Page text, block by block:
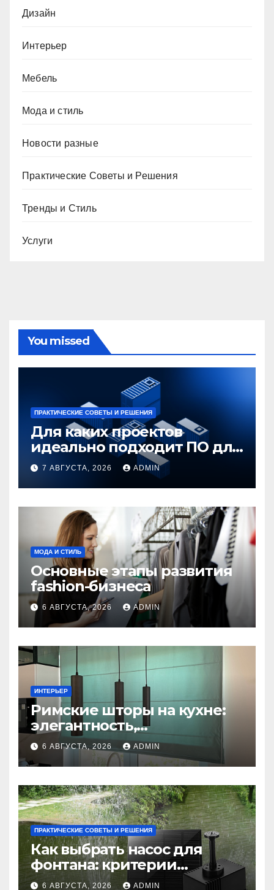
Дизайн
Интерьер
Мебель
Мода и стиль
Новости разные
Практические Советы и Решения
Тренды и Стиль
Услуги
You missed
ПРАКТИЧЕСКИЕ СОВЕТЫ И РЕШЕНИЯ
Для каких проектов
идеально подходит ПО для
контейнеризации
приложений
7 АВГУСТА, 2026 ADMIN
МОДА И СТИЛЬ
Основные этапы развития
fashion-бизнеса
6 АВГУСТА, 2026 ADMIN
ИНТЕРЬЕР
Римские шторы на кухне:
элегантность,
практичность и стиль
6 АВГУСТА, 2026 ADMIN
ПРАКТИЧЕСКИЕ СОВЕТЫ И РЕШЕНИЯ
Как выбрать насос для
фонтана: критерии
мощности и правильный
6 АВГУСТА, 2026 ADMIN